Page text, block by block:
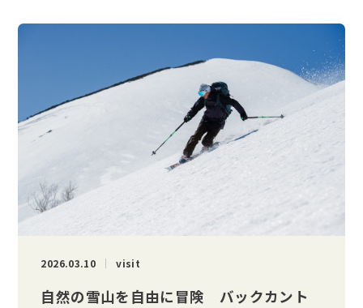
2026.03.10 visit
自然の雪山を自由に冒険 バックカント